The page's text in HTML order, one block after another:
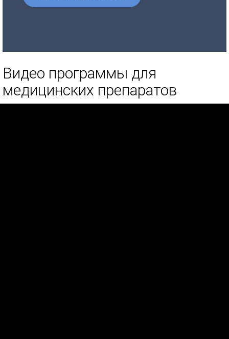
Видео программы для
медицинских препаратов